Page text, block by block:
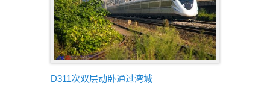
D311次双层动卧通过湾城